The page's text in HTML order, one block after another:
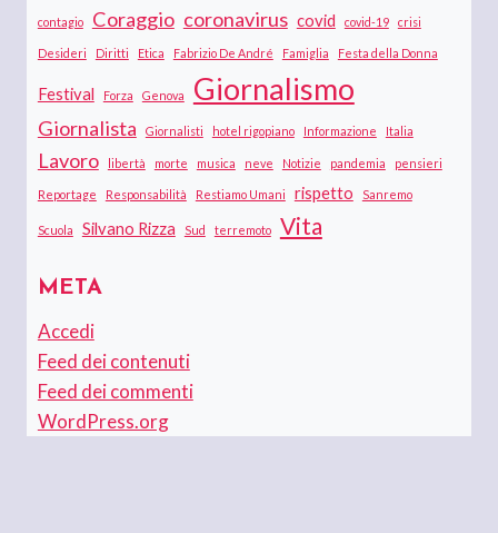
contagio Coraggio coronavirus covid covid-19 crisi
Desideri Diritti Etica Fabrizio De André Famiglia Festa della Donna
Festival Forza Genova Giornalismo
Giornalista Giornalisti hotel rigopiano Informazione Italia
Lavoro libertà morte musica neve Notizie pandemia pensieri
Reportage Responsabilità Restiamo Umani rispetto Sanremo
Scuola Silvano Rizza Sud terremoto Vita
META
Accedi
Feed dei contenuti
Feed dei commenti
WordPress.org